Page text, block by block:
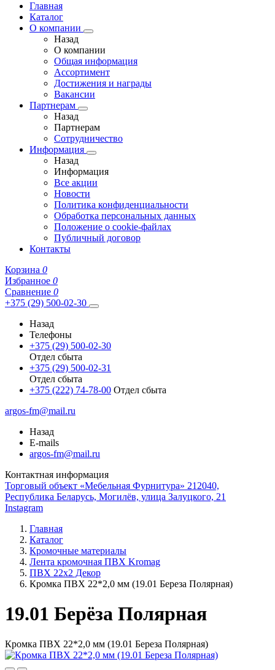
Главная
Каталог
О компании
Назад
О компании
Общая информация
Ассортимент
Достижения и награды
Вакансии
Партнерам
Назад
Партнерам
Сотрудничество
Информация
Назад
Информация
Все акции
Новости
Политика конфиденциальности
Обработка персональных данных
Положение о cookie-файлах
Публичный договор
Контакты
Корзина 0
Избранное 0
Сравнение 0
+375 (29) 500-02-30
Назад
Телефоны
+375 (29) 500-02-30
Отдел сбыта
+375 (29) 500-02-31
Отдел сбыта
+375 (222) 74-78-00 Отдел сбыта
argos-fm@mail.ru
Назад
E-mails
argos-fm@mail.ru
Контактная информация
Торговый объект «Мебельная Фурнитура» 212040,
Республика Беларусь, Могилёв, улица Залуцкого, 21
Instagram
Главная
Каталог
Кромочные материалы
Лента кромочная ПВХ Kromag
ПВХ 22x2 Декор
Кромка ПВХ 22*2,0 мм (19.01 Береза Полярная)
19.01 Берёза Полярная
Кромка ПВХ 22*2,0 мм (19.01 Береза Полярная)